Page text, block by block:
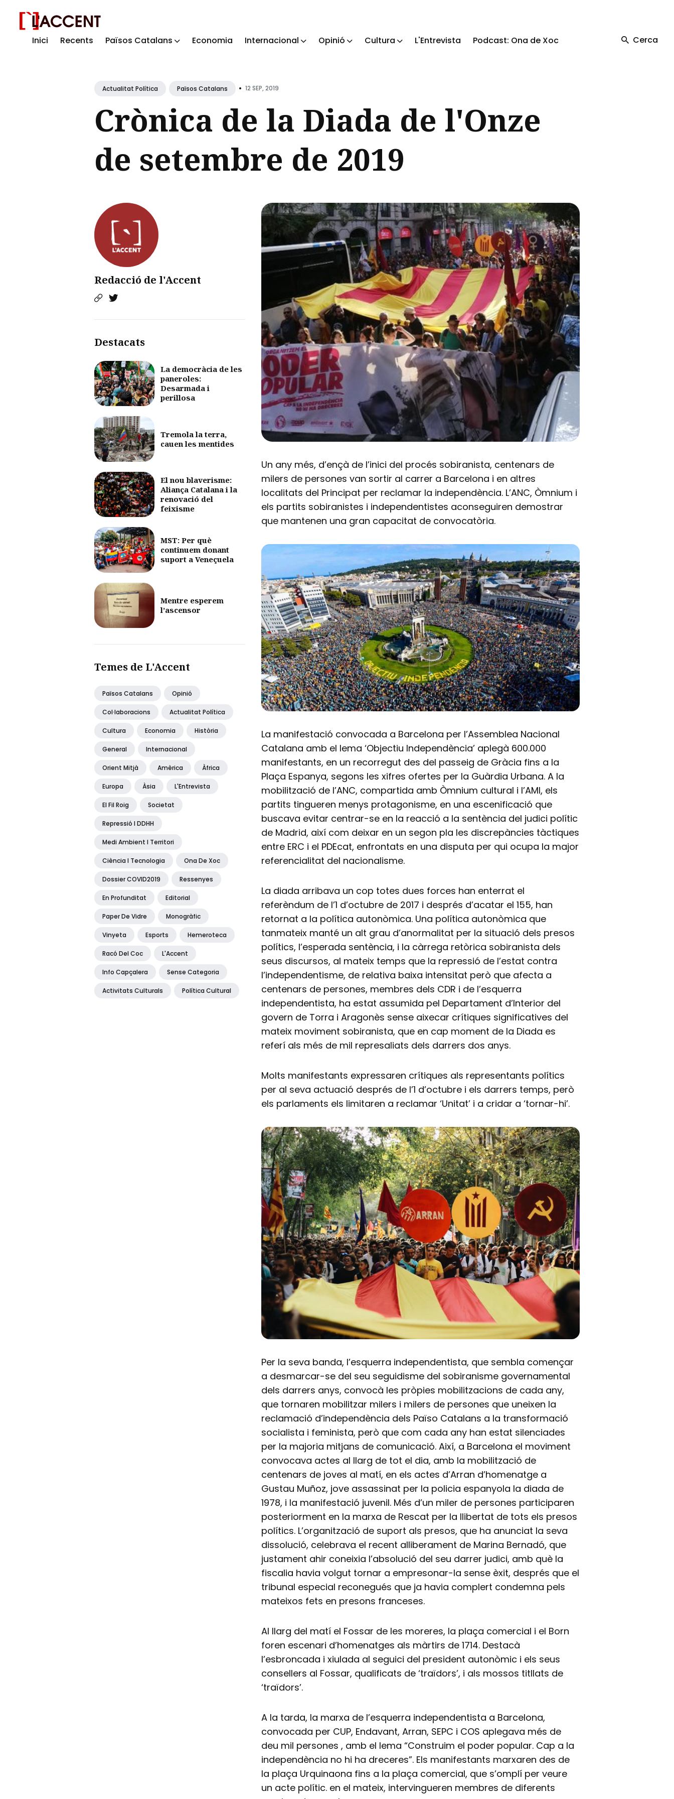
Inici Recents Països Catalans Economia Internacional Opinió Cultura L'Entrevista Podcast: Ona de Xoc Cerca
Blog
Actualitat Política Països Catalans • 12 SEP, 2019
Crònica de la Diada de l'Onze
de setembre de 2019
Redacció de l'Accent
Destacats
La democràcia de les
paneroles:
Desarmada i
perillosa
Tremola la terra,
cauen les mentides
El nou blaverisme:
Aliança Catalana i la
renovació del
feixisme
MST: Per què
continuem donant
suport a Veneçuela
Mentre esperem
l’ascensor
Temes de L'Accent
Països Catalans Opinió
Col·laboracions Actualitat Política
Cultura Economia Història
General Internacional
Orient Mitjà Amèrica Àfrica
Europa Àsia L'Entrevista
El Fil Roig Societat
Repressió I DDHH
Medi Ambient I Territori
Ciència I Tecnologia Ona De Xoc
Dossier COVID2019 Ressenyes
En Profunditat Editorial
Paper De Vidre Monogràfic
Vinyeta Esports Hemeroteca
Racó Del Coc L'Accent
Info Capçalera Sense Categoria
Activitats Culturals Política Cultural
Un any més, d’ençà de l’inici del procés sobiranista, centenars de
milers de persones van sortir al carrer a Barcelona i en altres
localitats del Principat per reclamar la independència. L’ANC, Òmnium i
els partits sobiranistes i independentistes aconseguiren demostrar
que mantenen una gran capacitat de convocatòria.
La manifestació convocada a Barcelona per l’Assemblea Nacional
Catalana amb el lema ‘Objectiu Independència’ aplegà 600.000
manifestants, en un recorregut des del passeig de Gràcia fins a la
Plaça Espanya, segons les xifres ofertes per la Guàrdia Urbana. A la
mobilització de l’ANC, compartida amb Òmnium cultural i l’AMI, els
partits tingueren menys protagonisme, en una escenificació que
buscava evitar centrar-se en la reacció a la sentència del judici polític
de Madrid, així com deixar en un segon pla les discrepàncies tàctiques
entre ERC i el PDEcat, enfrontats en una disputa per qui ocupa la major
referencialitat del nacionalisme.
La diada arribava un cop totes dues forces han enterrat el
referèndum de l’1 d’octubre de 2017 i després d’acatar el 155, han
retornat a la política autonòmica. Una política autonòmica que
tanmateix manté un alt grau d’anormalitat per la situació dels presos
polítics, l’esperada sentència, i la càrrega retòrica sobiranista dels
seus discursos, al mateix temps que la repressió de l’estat contra
l’independentisme, de relativa baixa intensitat però que afecta a
centenars de persones, membres dels CDR i de l’esquerra
independentista, ha estat assumida pel Departament d’Interior del
govern de Torra i Aragonès sense aixecar crítiques significatives del
mateix moviment sobiranista, que en cap moment de la Diada es
referí als més de mil represaliats dels darrers dos anys.
Molts manifestants expressaren crítiques als representants polítics
per al seva actuació després de l’1 d’octubre i els darrers temps, però
els parlaments els limitaren a reclamar ‘Unitat’ i a cridar a ‘tornar-hi’.
Per la seva banda, l’esquerra independentista, que sembla començar
a desmarcar-se del seu seguidisme del sobiranisme governamental
dels darrers anys, convocà les pròpies mobilitzacions de cada any,
que tornaren mobilitzar milers i milers de persones que uneixen la
reclamació d’independència dels Païso Catalans a la transformació
socialista i feminista, però que com cada any han estat silenciades
per la majoria mitjans de comunicació. Així, a Barcelona el moviment
convocava actes al llarg de tot el dia, amb la mobilització de
centenars de joves al matí, en els actes d’Arran d’homenatge a
Gustau Muñoz, jove assassinat per la policia espanyola la diada de
1978, i la manifestació juvenil. Més d’un miler de persones participaren
posteriorment en la marxa de Rescat per la llibertat de tots els presos
polítics. L’organització de suport als presos, que ha anunciat la seva
dissolució, celebrava el recent alliberament de Marina Bernadó, que
justament ahir coneixia l’absolució del seu darrer judici, amb què la
fiscalia havia volgut tornar a empresonar-la sense èxit, després que el
tribunal especial reconegués que ja havia complert condemna pels
mateixos fets en presons franceses.
Al llarg del matí el Fossar de les moreres, la plaça comercial i el Born
foren escenari d’homenatges als màrtirs de 1714. Destacà
l’esbroncada i xiulada al seguici del president autonòmic i els seus
consellers al Fossar, qualificats de ‘traïdors’, i als mossos titllats de
‘traïdors’.
A la tarda, la marxa de l’esquerra independentista a Barcelona,
convocada per CUP, Endavant, Arran, SEPC i COS aplegava més de
deu mil persones , amb el lema “Construim el poder popular. Cap a la
independència no hi ha dreceres”. Els manifestants marxaren des de
la plaça Urquinaona fins a la plaça comercial, que s’omplí per veure
un acte polític. en el mateix, intervingueren membres de diferents